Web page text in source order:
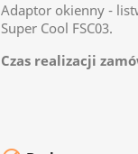
Adaptor okienny -
Super Cool FSC03.
Czas realizacji